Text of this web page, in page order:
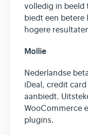
volledig in beeld
biedt een
hogere
Mollie
Nederlandse
iDeal, credit
aanbiedt.
WooCommerce
plugins.